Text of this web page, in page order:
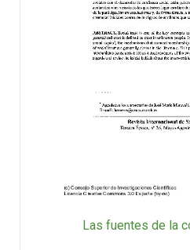
Las fuentes de la